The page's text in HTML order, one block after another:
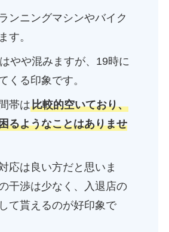
ンニングマシンやバイク
す。
やや混みますが、19時に
くる印象です。
帯は比較的空いており、
るようなことはありませ
応は良い方だと思いま
干渉は少なく、入退店の
て貰えるのが好印象で